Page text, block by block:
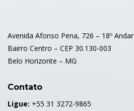
Avenida Afonso Pena, 726 – 18º Andar
Bairro Centro – CEP 30.130-003
Belo Horizonte – MG
Contato
Ligue: +55 31 3272-9865